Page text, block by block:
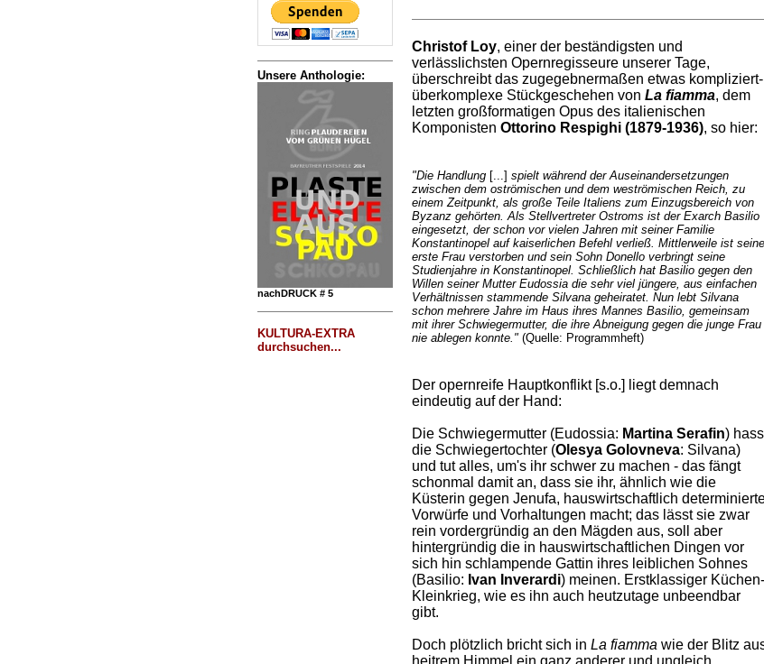
Unsere Anthologie:
nachDRUCK # 5
KULTURA-EXTRA
durchsuchen...
Christof Loy, einer der beständigsten und
verlässlichsten Opernregisseure unserer Tage,
überschreibt das zugegebnermaßen etwas kompliziert-
überkomplexe Stückgeschehen von La fiamma, dem
letzten großformatigen Opus des italienischen
Komponisten Ottorino Respighi (1879-1936), so hier:
"Die Handlung[...] spielt während der Auseinandersetzungen
zwischen dem oströmischen und dem weströmischen Reich, zu
einem Zeitpunkt, als große Teile Italiens zum Einzugsbereich von
Byzanz gehörten. Als Stellvertreter Ostroms ist der Exarch Basilio
eingesetzt, der schon vor vielen Jahren mit seiner Familie
Konstantinopel auf kaiserlichen Befehl verließ. Mittlerweile ist seine
erste Frau verstorben und sein Sohn Donello verbringt seine
Studienjahre in Konstantinopel. Schließlich hat Basilio gegen den
Willen seiner Mutter Eudossia die sehr viel jüngere, aus einfachen
Verhältnissen stammende Silvana geheiratet. Nun lebt Silvana
schon mehrere Jahre im Haus ihres Mannes Basilio, gemeinsam
mit ihrer Schwiegermutter, die ihre Abneigung gegen die junge Frau
nie ablegen konnte."(Quelle: Programmheft)
Der opernreife Hauptkonflikt [s.o.] liegt demnach
eindeutig auf der Hand:
Die Schwiegermutter (Eudossia: Martina Serafin)
die Schwiegertochter (Olesya Golovneva: Silvana)
und tut alles, um's ihr schwer zu machen - das fängt
schonmal damit an, dass sie ihr, ähnlich wie die
Küsterin gegen Jenufa, hauswirtschaftlich
Vorwürfe und Vorhaltungen macht; das lässt sie zwar
rein vordergründig an den Mägden aus, soll aber
hintergründig die in hauswirtschaftlichen Dingen vor
sich hin schlampende Gattin ihres leiblichen Sohnes
(Basilio: Ivan Inverardi) meinen. Erstklassiger Küchen-
Kleinkrieg, wie es ihn auch heutzutage unbeendbar
gibt.
Doch plötzlich bricht sich in La fiamma wie der Blitz